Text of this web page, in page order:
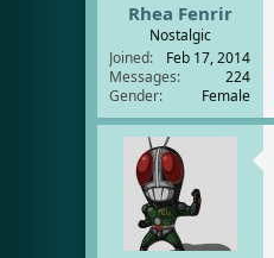
Rhea Fenrir
Nostalgic
Joined
Feb 17, 2014
Messages
224
Gender
Female